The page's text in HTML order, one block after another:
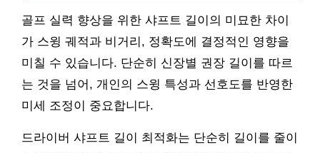
골프 실력 향상을 위한 샤프트 길이의 미묘한 차이
가 스윙 궤적과 비거리, 정확도에 결정적인 영향을
미칠 수 있습니다. 단순히 신장별 권장 길이를 따르
는 것을 넘어, 개인의 스윙 특성과 선호도를 반영한
미세 조정이 중요합니다.
드라이버 샤프트 길이 최적화는 단순히 길이를 줄이